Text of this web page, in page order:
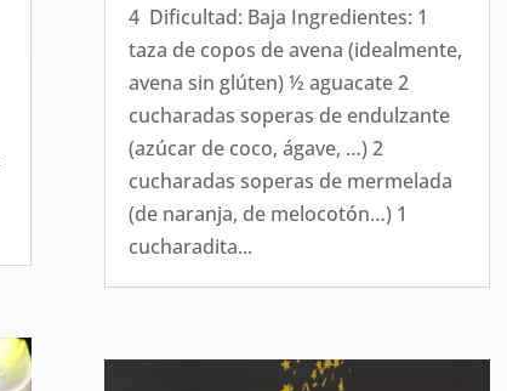
4 Dificultad: Baja Ingredientes: 1
taza de copos de avena (idealmente,
avena sin glúten) ½ aguacate 2
cucharadas soperas de endulzante
(azúcar de coco, ágave, …) 2
cucharadas soperas de mermelada
(de naranja, de melocotón…) 1
cucharadita...